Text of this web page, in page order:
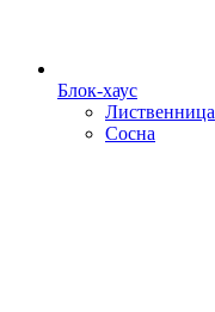
Блок-хаус
Лиственница
Сосна